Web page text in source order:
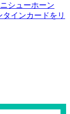
シューホーン
インカードをリ